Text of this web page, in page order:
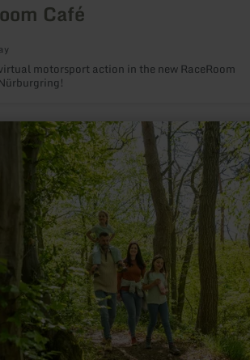
Café
motorsport action in the new RaceRoom